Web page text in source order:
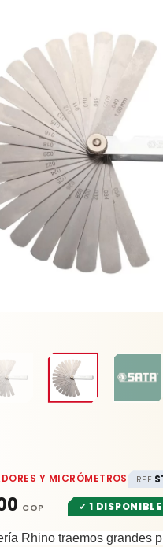
Y MICRÓMETROS REF.
✓ 1 DISPONIBLE
Rhino traemos grandes